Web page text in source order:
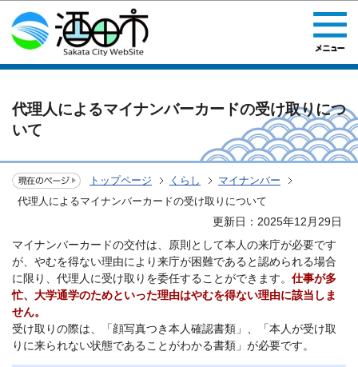
このページの本文へ移動
代理人によるマイナンバーカードの受け取りにつ
いて
トップページ くらし
マイナンバー
代理人によるマイナンバーカードの受け取りについて
更新日：2025年12月29日
マイナンバーカードの交付は、原則として本人の来庁が必要です
が、やむを得ない理由により来庁が困難であると認められる場合
に限り、代理人に受け取りを委任することができます。 仕事が多
忙、大学通学のためといった理由はやむを得ない理由に該当しま
せん。
受け取りの際は、「顔写真つき本人確認書類」、「本人が受け取
りに来られない状態であることがわかる書類」が必要です。